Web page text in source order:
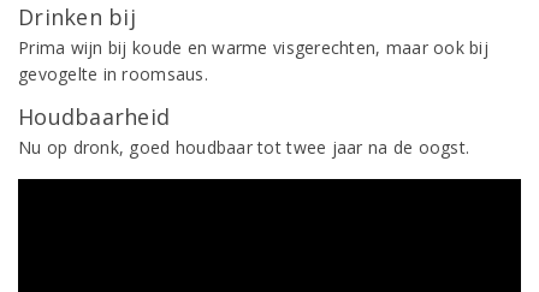
Drinken bij
Prima wijn bij koude en warme visgerechten, maar ook bij
gevogelte in roomsaus.
Houdbaarheid
Nu op dronk, goed houdbaar tot twee jaar na de oogst.